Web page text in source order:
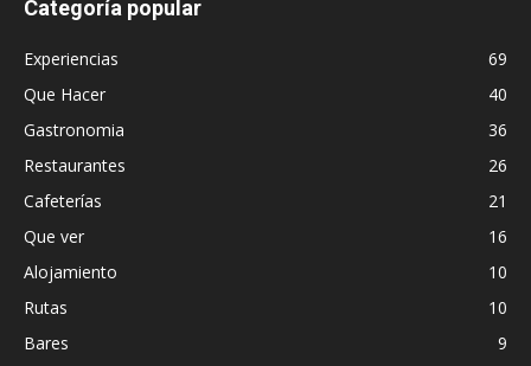
Categoría popular
Experiencias
69
Que Hacer
40
Gastronomia
36
Restaurantes
26
Cafeterías
21
Que ver
16
Alojamiento
10
Rutas
10
Bares
9